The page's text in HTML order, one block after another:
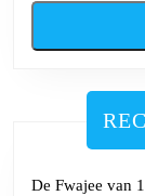
De Fwajee van